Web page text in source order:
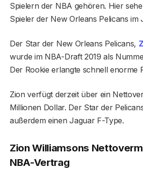
Spielern der NBA gehören. Hier
Spieler der New Orleans Pelicans im
Der Star der New Orleans Pelicans,
wurde im NBA-Draft 2019 als
Der Rookie erlangte schnell enorme
Zion verfügt derzeit über ein
Millionen Dollar. Der Star der
außerdem einen Jaguar F-Type.
Zion Williamsons
NBA-Vertrag